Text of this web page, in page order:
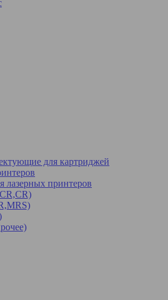
для картриджей
лазерных принтеров